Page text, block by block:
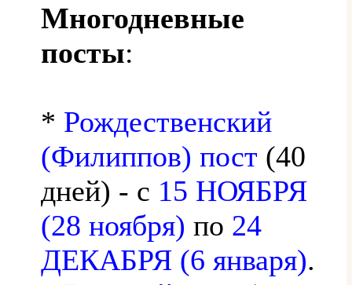
Многодневные
посты:
* Рождественский
(Филиппов) пост (40
дней) - с 15 НОЯБРЯ
(28 ноября) по 24
ДЕКАБРЯ (6 января).